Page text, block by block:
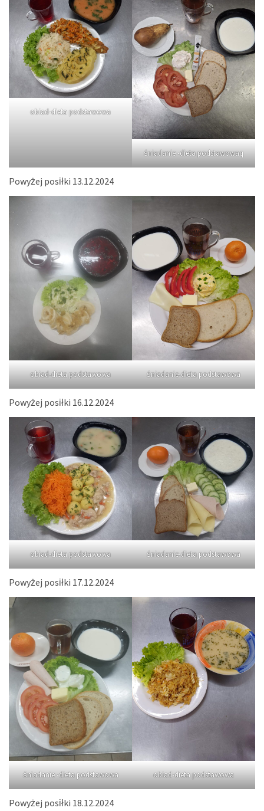
obiad-dieta podstawowa
śniadanie -dieta podstawowaq
Powyżej posiłki 13.12.2024
obiad-dieta podstawowa śniadanie-dieta podstawowa
Powyżej posiłki 16.12.2024
obiad-dieta podstawowa śniadanie-dieta podstawowa
Powyżej posiłki 17.12.2024
śniadanie -dieta podstawowa obiad-dieta podstawowa
Powyżej posiłki 18.12.2024